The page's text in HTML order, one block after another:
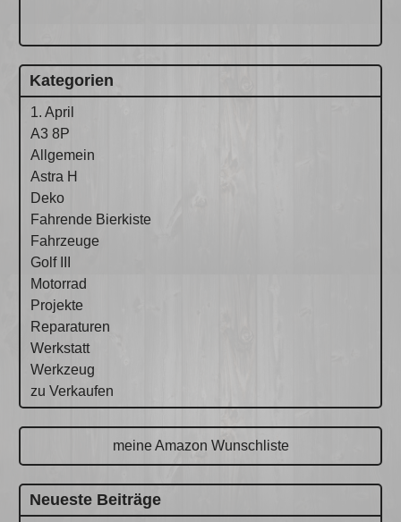
Kategorien
1. April
A3 8P
Allgemein
Astra H
Deko
Fahrende Bierkiste
Fahrzeuge
Golf III
Motorrad
Projekte
Reparaturen
Werkstatt
Werkzeug
zu Verkaufen
meine Amazon Wunschliste
Neueste Beiträge